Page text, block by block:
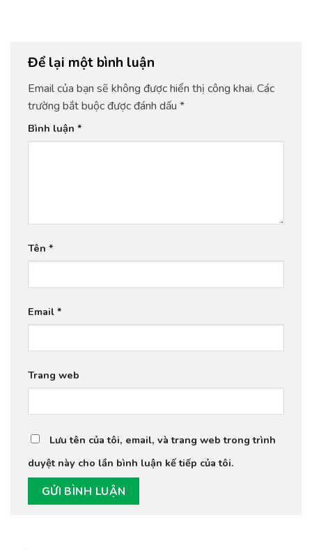
Để lại một bình luận
Email của bạn sẽ không được hiển thị công khai. Các
trường bắt buộc được đánh dấu *
Bình luận *
Tên *
Email *
Trang web
Lưu tên của tôi, email, và trang web trong trình
duyệt này cho lần bình luận kế tiếp của tôi.